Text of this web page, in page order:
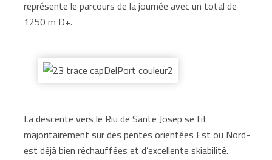
représente le parcours de la journée avec un total de
1250 m D+.
La descente vers le Riu de Sante Josep se fit
majoritairement sur des pentes orientées Est ou Nord-
est déjà bien réchauffées et d’excellente skiabilité.